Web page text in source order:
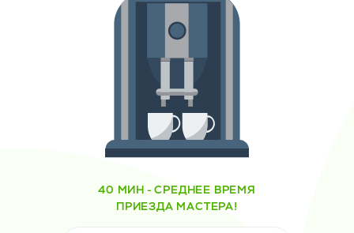
40 МИН - СРЕДНЕЕ ВРЕМЯ
ПРИЕЗДА МАСТЕРА!